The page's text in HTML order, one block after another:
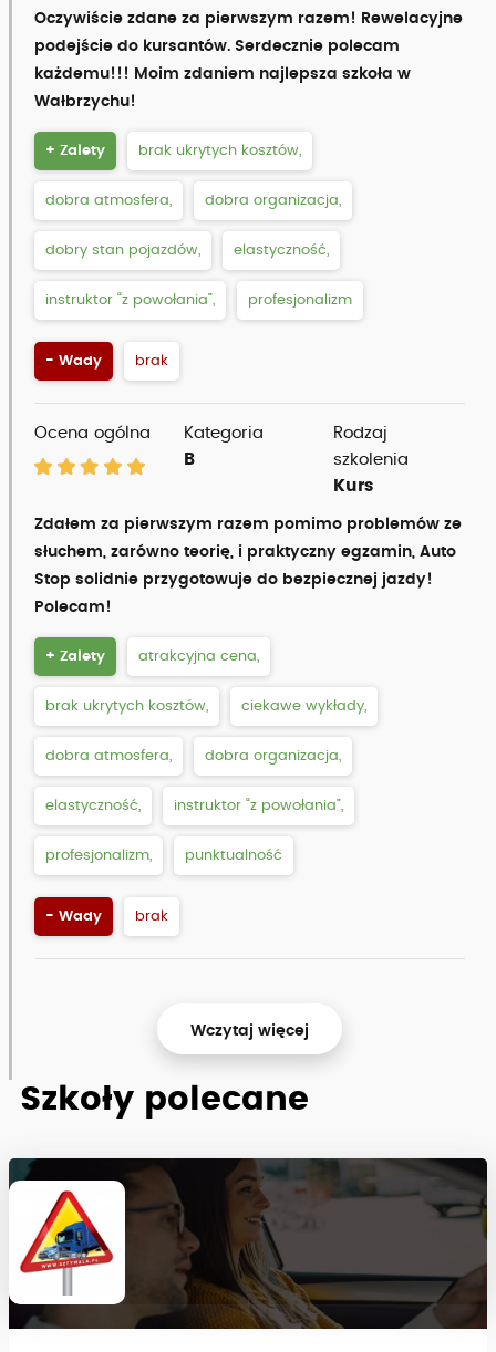
Oczywiście zdane za pierwszym razem! Rewelacyjne
podejście do kursantów. Serdecznie polecam
każdemu!!! Moim zdaniem najlepsza szkoła w
Wałbrzychu!
+ Zalety brak ukrytych kosztów,
dobra atmosfera, dobra organizacja,
dobry stan pojazdów, elastyczność,
instruktor “z powołania”, profesjonalizm
- Wady brak
Ocena ogólna
Kategoria
B
Rodzaj
szkolenia
Kurs
Zdałem za pierwszym razem pomimo problemów ze
słuchem, zarówno teorię, i praktyczny egzamin, Auto
Stop solidnie przygotowuje do bezpiecznej jazdy!
Polecam!
+ Zalety atrakcyjna cena,
brak ukrytych kosztów, ciekawe wykłady,
dobra atmosfera, dobra organizacja,
elastyczność, instruktor “z powołania”,
profesjonalizm, punktualność
- Wady brak
Wczytaj więcej
Szkoły polecane